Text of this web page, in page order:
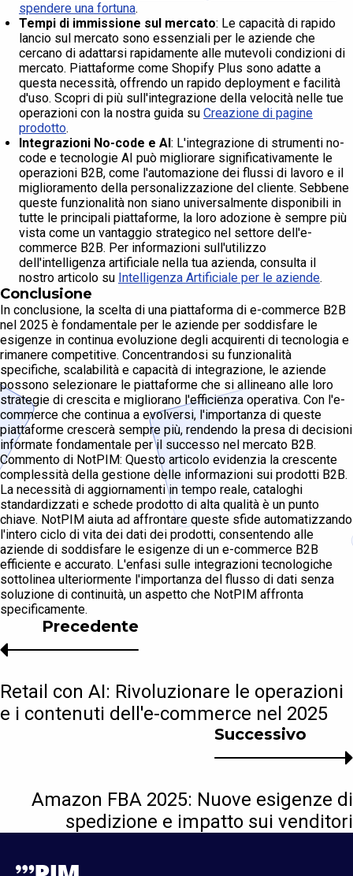
spendere una fortuna.
Tempi di immissione sul mercato: Le capacità di rapido
lancio sul mercato sono essenziali per le aziende che
cercano di adattarsi rapidamente alle mutevoli condizioni di
mercato. Piattaforme come Shopify Plus sono adatte a
questa necessità, offrendo un rapido deployment e facilità
d'uso. Scopri di più sull'integrazione della velocità nelle tue
operazioni con la nostra guida su Creazione di pagine
prodotto.
Integrazioni No-code e AI : L'integrazione di strumenti no-
code e tecnologie AI può migliorare significativamente le
operazioni B2B, come l'automazione dei flussi di lavoro e il
miglioramento della personalizzazione del cliente. Sebbene
queste funzionalità non siano universalmente disponibili in
tutte le principali piattaforme, la loro adozione è sempre più
vista come un vantaggio strategico nel settore dell'e-
commerce B2B. Per informazioni sull'utilizzo
dell'intelligenza artificiale nella tua azienda, consulta il
nostro articolo su Intelligenza Artificiale per le aziende.
Conclusione
In conclusione, la scelta di una piattaforma di e-commerce B2B
nel 2025 è fondamentale per le aziende per soddisfare le
esigenze in continua evoluzione degli acquirenti di tecnologia e
rimanere competitive. Concentrandosi su funzionalità
specifiche, scalabilità e capacità di integrazione, le aziende
possono selezionare le piattaforme che si allineano alle loro
strategie di crescita e migliorano l'efficienza operativa. Con l'e-
commerce che continua a evolversi, l'importanza di queste
piattaforme crescerà sempre più, rendendo la presa di decisioni
informate fondamentale per il successo nel mercato B2B.
Commento di NotPIM: Questo articolo evidenzia la crescente
complessità della gestione delle informazioni sui prodotti B2B.
La necessità di aggiornamenti in tempo reale, cataloghi
standardizzati e schede prodotto di alta qualità è un punto
chiave. NotPIM aiuta ad affrontare queste sfide automatizzando
l'intero ciclo di vita dei dati dei prodotti, consentendo alle
aziende di soddisfare le esigenze di un e-commerce B2B
efficiente e accurato. L'enfasi sulle integrazioni tecnologiche
sottolinea ulteriormente l'importanza del flusso di dati senza
soluzione di continuità, un aspetto che NotPIM affronta
specificamente.
Successivo
Amazon FBA 2025: Nuove esigenze di
spedizione e impatto sui venditori
Precedente
Retail con AI: Rivoluzionare le operazioni
e i contenuti dell'e-commerce nel 2025